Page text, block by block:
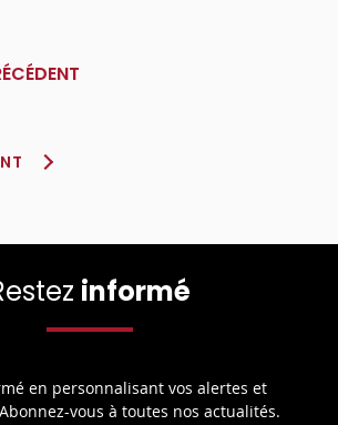
informé
en personnalisant vos alertes et
vous à toutes nos actualités.